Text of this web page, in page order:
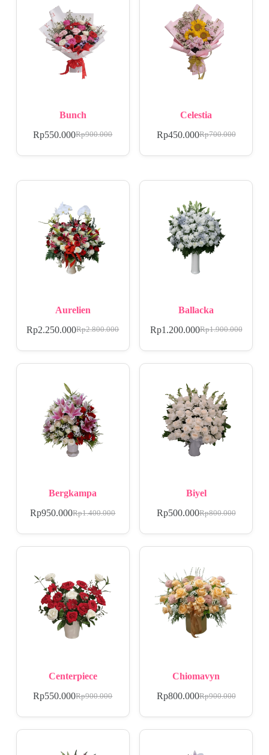
Bunch
Rp900.000
Rp550.000
Celestia
Rp700.000
Rp450.000
Aurelien
Rp2.800.000
Rp2.250.000
Ballacka
Rp1.900.000
Rp1.200.000
Bergkampa
Rp1.400.000
Rp950.000
Biyel
Rp800.000
Rp500.000
Centerpiece
Rp900.000
Rp550.000
Chiomavyn
Rp900.000
Rp800.000